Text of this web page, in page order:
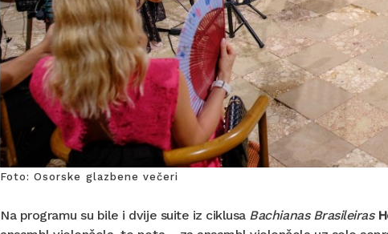
Foto: Osorske glazbene večeri
Na programu su bile i dvije suite iz ciklusa Bachianas Brasileiras